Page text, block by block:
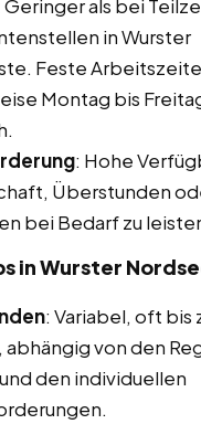
Geringer als bei
in Wurster
Feste
Montag bis
: Hohe
Überstunden
bei Bedarf zu
in Wurster
: Variabel, oft bis
abhängig von den
den individuellen